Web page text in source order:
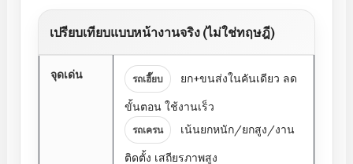
เปรียบเทียบแบบหน้างานจริง (ไม่ใช่ทฤษฎี)
จุดเด่น รถเฮี๊ยบ
ยก+ขนส่งในคันเดียว ลด
ขั้นตอน ใช้งานเร็ว
รถเครน
เน้นยกหนัก/ยกสูง/งาน
ติดตั้ง เสถียรภาพสูง